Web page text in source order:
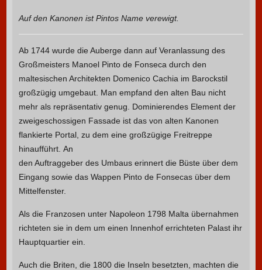
Auf den Kanonen ist Pintos Name verewigt.
Ab 1744 wurde die Auberge dann auf Veranlassung des
Großmeisters Manoel Pinto de Fonseca durch den
maltesischen Architekten Domenico Cachia im Barockstil
großzügig umgebaut. Man empfand den alten Bau nicht
mehr als repräsentativ genug. Dominierendes Element der
zweigeschossigen Fassade ist das von alten Kanonen
flankierte Portal, zu dem eine großzügige Freitreppe
hinaufführt. An
den Auftraggeber des Umbaus erinnert die Büste über dem
Eingang sowie das Wappen Pinto de Fonsecas über dem
Mittelfenster.
Als die Franzosen unter Napoleon 1798 Malta übernahmen
richteten sie in dem um einen Innenhof errichteten Palast ihr
Hauptquartier ein.
Auch die Briten, die 1800 die Inseln besetzten, machten die